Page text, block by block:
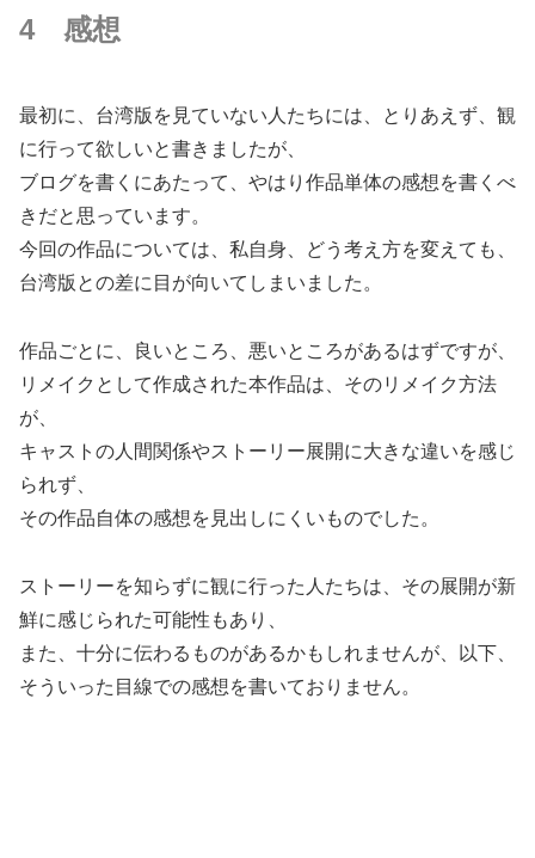
4 感想
最初に、台湾版を見ていない人たちには、とりあえず、観
に行って欲しいと書きましたが、
ブログを書くにあたって、やはり作品単体の感想を書くべ
きだと思っています。
今回の作品については、私自身、どう考え方を変えても、
台湾版との差に目が向いてしまいました。
作品ごとに、良いところ、悪いところがあるはずですが、
リメイクとして作成された本作品は、そのリメイク方法
が、
キャストの人間関係やストーリー展開に大きな違いを感じ
られず、
その作品自体の感想を見出しにくいものでした。
ストーリーを知らずに観に行った人たちは、その展開が新
鮮に感じられた可能性もあり、
また、十分に伝わるものがあるかもしれませんが、以下、
そういった目線での感想を書いておりません。